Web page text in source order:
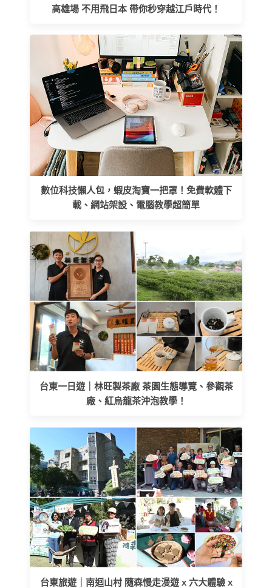
高雄場 不用飛日本 帶你秒穿越江戶時代！
數位科技懶人包，蝦皮淘寶一把罩！免費軟體下
載、網站架設、電腦教學超簡單
台東一日遊｜林旺製茶廠 茶園生態導覽、參觀茶
廠、紅烏龍茶沖泡教學！
台東旅遊｜南迴山村 隨森慢走漫遊 x 六大體驗 x